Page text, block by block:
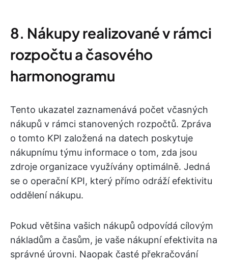
8. Nákupy realizované v rámci
rozpočtu a časového
harmonogramu
Tento ukazatel zaznamenává počet včasných
nákupů v rámci stanovených rozpočtů. Zpráva
o tomto KPI založená na datech poskytuje
nákupnímu týmu informace o tom, zda jsou
zdroje organizace využívány optimálně. Jedná
se o operační KPI, který přímo odráží efektivitu
oddělení nákupu.
Pokud většina vašich nákupů odpovídá cílovým
nákladům a časům, je vaše nákupní efektivita na
správné úrovni. Naopak časté překračování